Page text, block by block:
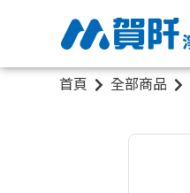
首頁 全部商品